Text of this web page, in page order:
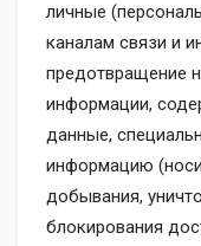
личные
каналам связи и
предотвращение
информации,
данные,
информацию
добывания,
блокирования